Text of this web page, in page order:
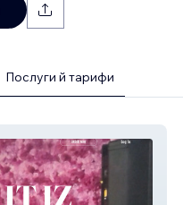
Послуги й тарифи